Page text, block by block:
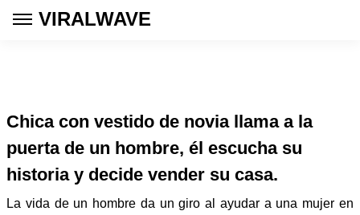
VIRALWAVE
Chica con vestido de novia llama a la
puerta de un hombre, él escucha su
historia y decide vender su casa.
La vida de un hombre da un giro al ayudar a una mujer en